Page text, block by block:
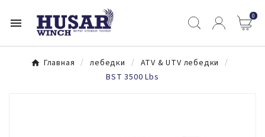
 0
Главная лебедки
ATV & UTV лебедки
BST 3500 Lbs